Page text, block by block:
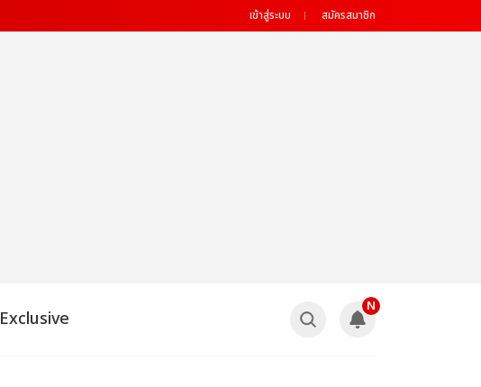
เข้าสู่ระบบ สมัครสมาชิก
Exclusive
N